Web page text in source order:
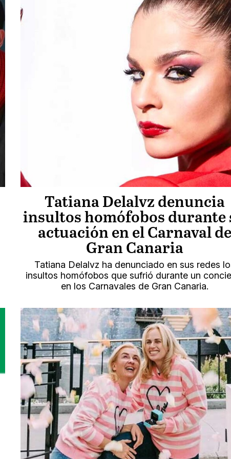
Tatiana Delalvz denuncia
insultos homófobos durante
actuación en el Carnaval de
Gran Canaria
Tatiana Delalvz ha denunciado en sus redes
insultos homófobos que sufrió durante un
en los Carnavales de Gran Canaria.